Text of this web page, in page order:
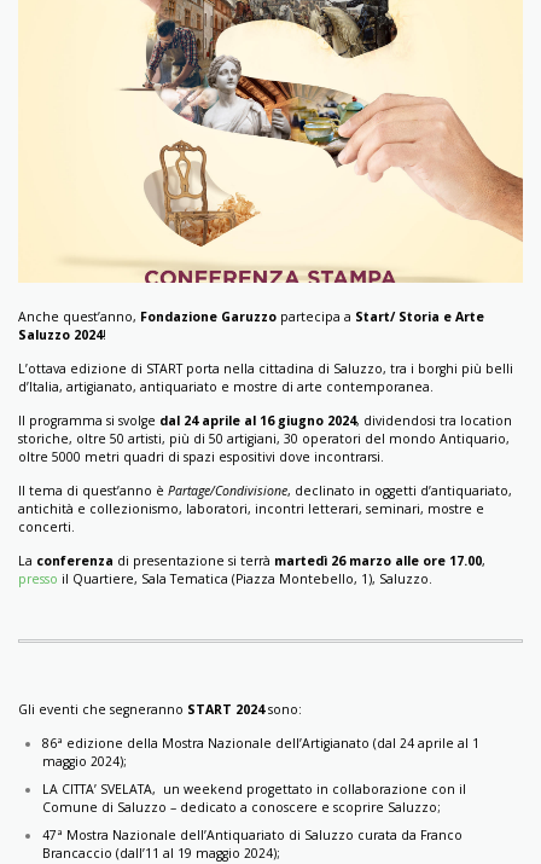
CONTATTI
Anche quest’anno, Fondazione Garuzzo partecipa a Start/ Storia e Arte
Saluzzo 2024!
L’ottava edizione di START porta nella cittadina di Saluzzo, tra i borghi più belli
d’Italia, artigianato, antiquariato e mostre di arte contemporanea.
Il programma si svolge dal 24 aprile al 16 giugno 2024, dividendosi tra location
storiche, oltre 50 artisti, più di 50 artigiani, 30 operatori del mondo Antiquario,
oltre 5000 metri quadri di spazi espositivi dove incontrarsi.
Il tema di quest’anno è Partage/Condivisione, declinato in oggetti d’antiquariato,
antichità e collezionismo, laboratori, incontri letterari, seminari, mostre e
concerti.
La conferenza di presentazione si terrà martedì 26 marzo alle ore 17.00,
presso il Quartiere, Sala Tematica (Piazza Montebello, 1), Saluzzo.
Gli eventi che segneranno START 2024sono:
86ª edizione della Mostra Nazionale dell’Artigianato (dal 24 aprile al 1
maggio 2024);
LA CITTA’ SVELATA, un weekend progettato in collaborazione con il
Comune di Saluzzo – dedicato a conoscere e scoprire Saluzzo;
47ª Mostra Nazionale dell’Antiquariato di Saluzzo curata da Franco
Brancaccio (dall’11 al 19 maggio 2024);